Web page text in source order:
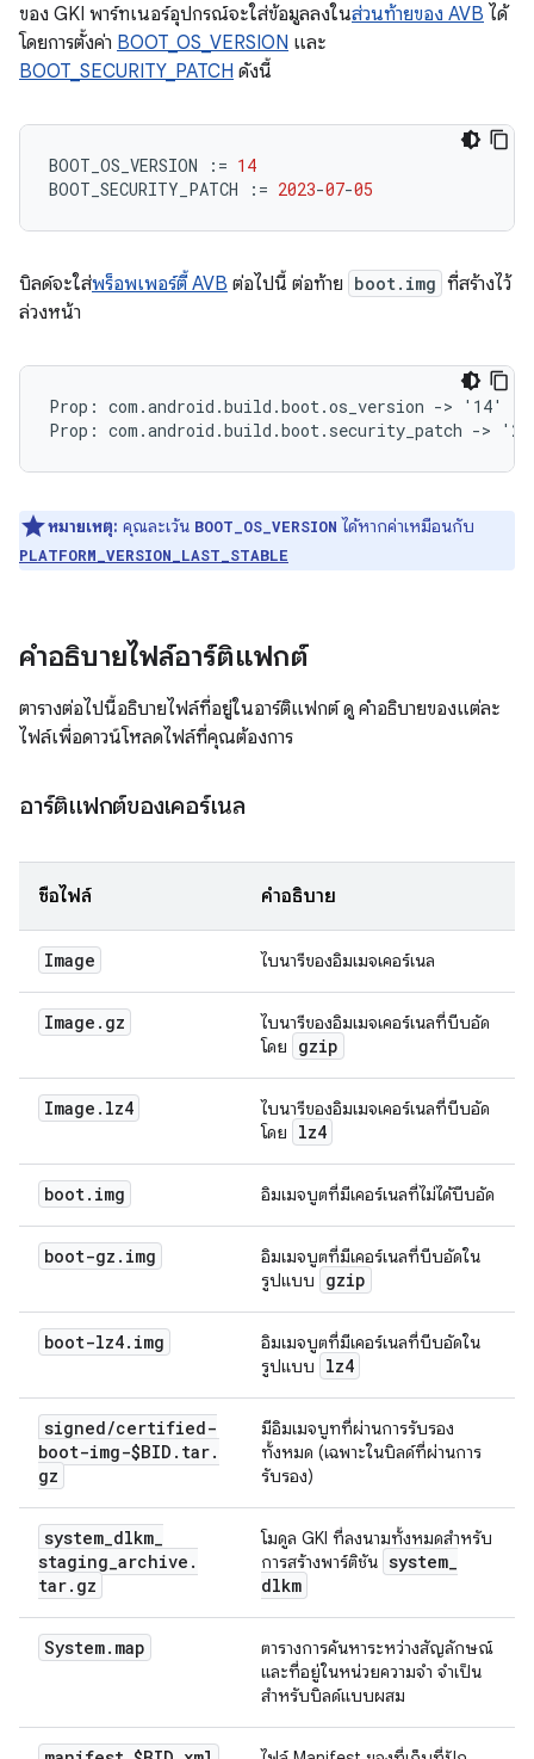
ของ GKI พาร์ทเนอร์อุปกรณ์จะใส่ข้อมูลลงในส่วนท้ายของ AVB ได้
โดยการตั้งค่า BOOT_OS_VERSION และ
BOOT_SECURITY_PATCH ดังนี้
BOOT_OS_VERSION := 14
BOOT_SECURITY_PATCH
:= 2023-07-05
บิลด์จะใส่พร็อพเพอร์ตี้ AVB ต่อไปนี้ ต่อท้าย boot.img ที่สร้างไว้
ล่วงหน้า
Prop: com.android.build.boot.os_version -> '14'
หมายเหตุ: คุณละเว้น BOOT_OS_VERSION ได้หากค่าเหมือนกับ
PLATFORM_VERSION_LAST_STABLE
คำอธิบายไฟล์อาร์ติแฟกต์
ตารางต่อไปนี้อธิบายไฟล์ที่อยู่ในอาร์ติแฟกต์ ดู คำอธิบายของแต่ละ
ไฟล์เพื่อดาวน์โหลดไฟล์ที่คุณต้องการ
อาร์ติแฟกต์ของเคอร์เนล
ชื่อไฟล์ คำอธิบาย
Image ไบนารีของอิมเมจเคอร์เนล
Image . gz
ไบนารีของอิมเมจเคอร์เนลที่บีบอัด
โดย
gzip
Image . lz4
ไบนารีของอิมเมจเคอร์เนลที่บีบอัด
โดย
lz4
boot. img อิมเมจบูตที่มีเคอร์เนลที่ไม่ได้บีบอัด
boot-gz . img
อิมเมจบูตที่มีเคอร์เนลที่บีบอัดใน
รูปแบบ
gzip
boot-lz4. img
อิมเมจบูตที่มีเคอร์เนลที่บีบอัดใน
รูปแบบ
lz4
signed/certified-
boot-img-$BID . tar.
gz
มีอิมเมจบูทที่ผ่านการรับรอง
ทั้งหมด (เฉพาะในบิลด์ที่ผ่านการ
รับรอง)
system_dlkm_
staging_archive .
tar. gz
โมดูล GKI ที่ลงนามทั้งหมดสําหรับ
การสร้างพาร์ติชัน system_
dlkm
System. map
ตารางการค้นหาระหว่างสัญลักษณ์
และที่อยู่ในหน่วยความจำ จำเป็น
สำหรับบิลด์แบบผสม